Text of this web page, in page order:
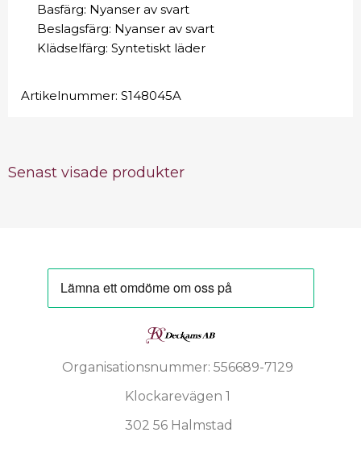
Basfärg: Nyanser av svart
Beslagsfärg: Nyanser av svart
Klädselfärg: Syntetiskt läder
Artikelnummer: S148045A
Senast visade produkter
Organisationsnummer: 556689-7129
Klockarevägen 1
302 56 Halmstad